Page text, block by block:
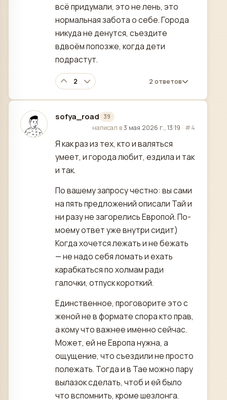
всё придумали, это не лень, это
нормальная забота о себе. Города
никуда не денутся, съездите
вдвоём попозже, когда дети
подрастут.
2 2 ответов
sofya_road 39
отредактировано
написал в3 мая 2026 г., 13:19 · #4
Я как раз из тех, кто и валяться
умеет, и города любит, ездила и так
и так.
По вашему запросу честно: вы сами
на пять предложений описали Тай и
ни разу не загорелись Европой. По-
моему ответ уже внутри сидит)
Когда хочется лежать и не бежать
— не надо себя ломать и ехать
карабкаться по холмам ради
галочки, отпуск короткий.
Единственное, проговорите это с
женой не в формате спора кто прав,
а кому что важнее именно сейчас.
Может, ей не Европа нужна, а
ощущение, что съездили не просто
полежать. Тогда и в Тае можно пару
вылазок сделать, чтоб и ей было
что вспомнить, кроме шезлонга.